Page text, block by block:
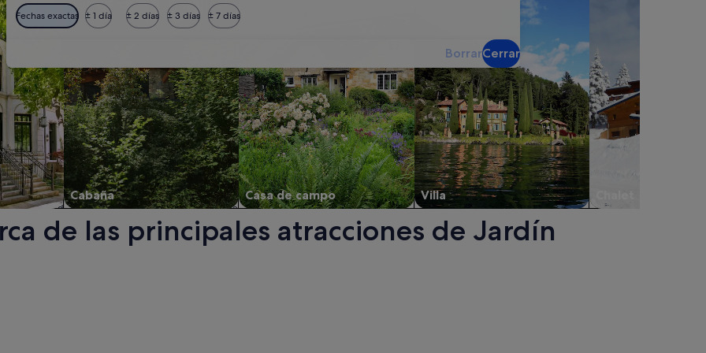
Fechas exactas ± 1 día ± 2 días ± 3 días ± 7 días
BorrarCerrar
Cabaña Casa de campo Villa
de las principales atracciones de Jardín